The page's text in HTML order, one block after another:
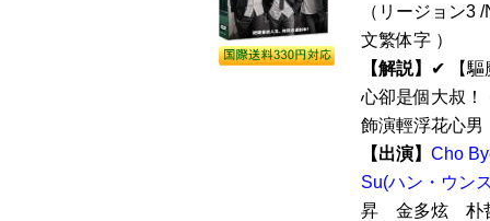
（リージョン3
文繁体字 ）
【解説】
✔︎ 【驅
心卻是個大叔
飾演輕浮花心男
【出演】 Cho
Su(ハン・ウン
昇 金多炫